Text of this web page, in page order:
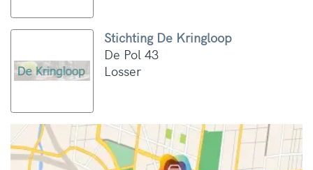
Stichting De Kringloop
De Pol 43
Losser